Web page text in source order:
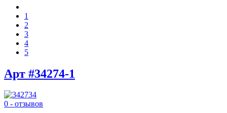
1
2
3
4
5
Арт #34274-1
0 - отзывов